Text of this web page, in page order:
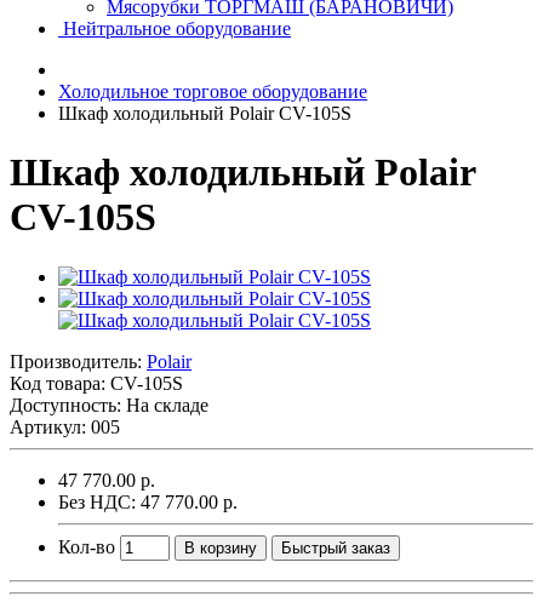
Мясорубки ТОРГМАШ (БАРАНОВИЧИ)
Нейтральное оборудование
Холодильное торговое оборудование
Шкаф холодильный Polair CV-105S
Шкаф холодильный Polair
CV-105S
Производитель: Polair
Код товара: CV-105S
Доступность: На складе
Артикул: 005
47 770.00 р.
Без НДС: 47 770.00 р.
Кол-во В корзину Быстрый заказ